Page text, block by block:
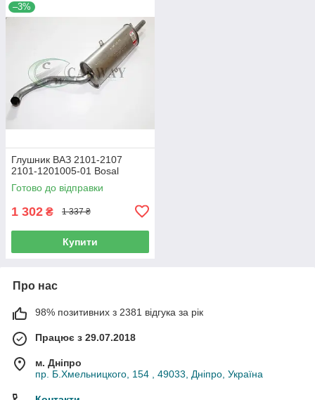
–3%
Глушник ВАЗ 2101-2107
2101-1201005-01 Bosal
Готово до відправки
1 302 ₴ 1 337 ₴
Купити
Про нас
98% позитивних з 2381 відгука за рік
Працює з 29.07.2018
м. Дніпро
пр. Б.Хмельницкого, 154 , 49033, Дніпро, Україна